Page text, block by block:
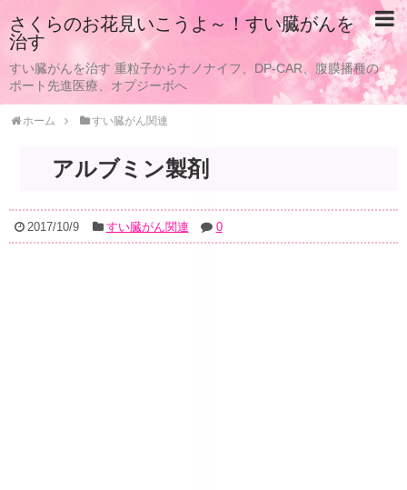
さくらのお花見いこうよ～！すい臓がんを
治す
すい臓がんを治す 重粒子からナノナイフ、DP-CAR、腹膜播種の
ポート先進医療、オプジーボへ
ホーム すい臓がん関連
アルブミン製剤
2017/10/9 すい臓がん関連 0